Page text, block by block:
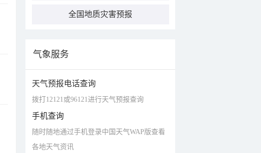
全国地质灾害预报
气象服务
天气预报电话查询
拨打12121或96121进行天气预报查询
手机查询
随时随地通过手机登录中国天气WAP版查看
各地天气资讯